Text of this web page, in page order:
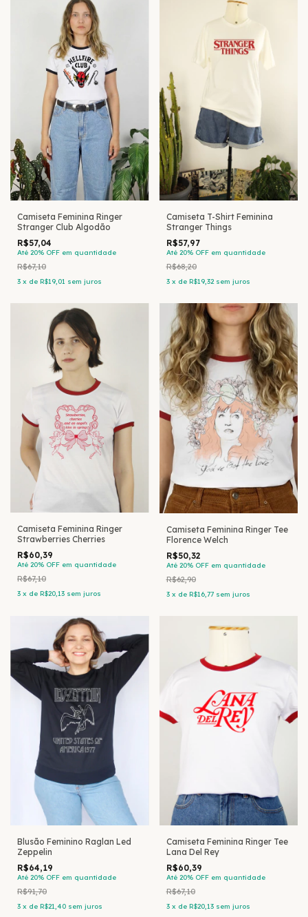
Camiseta Feminina Ringer
Stranger Club Algodão
R$57,04
Até 20% OFF em quantidade
R$67,10
3 x de R$19,01 sem juros
Camiseta T-Shirt Feminina
Stranger Things
R$57,97
Até 20% OFF em quantidade
R$68,20
3 x de R$19,32 sem juros
Camiseta Feminina Ringer
Strawberries Cherries
R$60,39
Até 20% OFF em quantidade
R$67,10
3 x de R$20,13 sem juros
Camiseta Feminina Ringer Tee
Florence Welch
R$50,32
Até 20% OFF em quantidade
R$62,90
3 x de R$16,77 sem juros
Blusão Feminino Raglan Led
Zeppelin
R$64,19
Até 20% OFF em quantidade
R$91,70
3 x de R$21,40 sem juros
Camiseta Feminina Ringer Tee
Lana Del Rey
R$60,39
Até 20% OFF em quantidade
R$67,10
3 x de R$20,13 sem juros